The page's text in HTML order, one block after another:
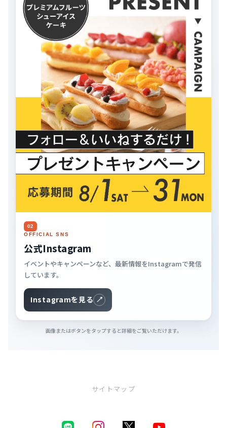
02
OFFICIAL SNS
公式Instagram
イベントやキャンペーンなど、最新情報をInstagramで発信
しています。
Instagramを見る ↗
画像またはボタンをタップすると詳細をご覧いただけます。
サイトマップ